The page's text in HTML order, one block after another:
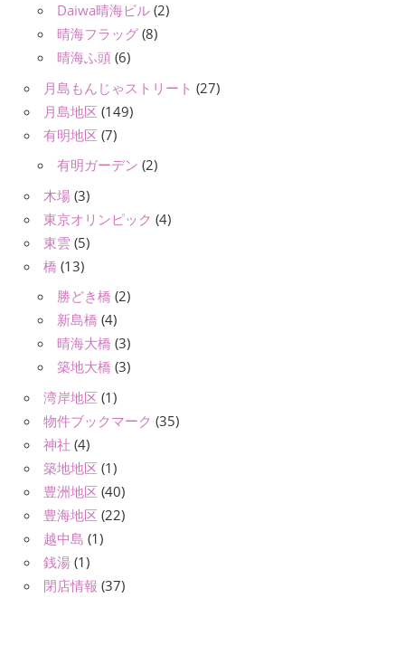
Daiwa晴海ビル (2)
晴海フラッグ (8)
晴海ふ頭 (6)
月島もんじゃストリート (27)
月島地区 (149)
有明地区 (7)
有明ガーデン (2)
木場 (3)
東京オリンピック (4)
東雲 (5)
橋 (13)
勝どき橋 (2)
新島橋 (4)
晴海大橋 (3)
築地大橋 (3)
湾岸地区 (1)
物件ブックマーク (35)
神社 (4)
築地地区 (1)
豊洲地区 (40)
豊海地区 (22)
越中島 (1)
銭湯 (1)
閉店情報 (37)